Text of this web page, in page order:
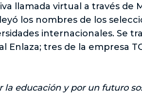
llamada virtual a través de
los nombres de los
internacionales. Se
Enlaza; tres de la empresa
la educación y por un futuro